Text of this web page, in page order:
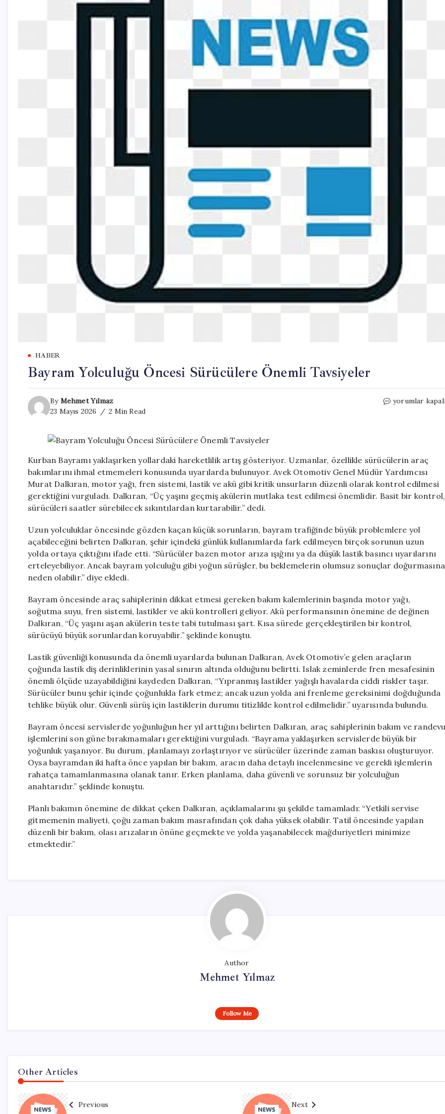
HABER
Bayram Yolculuğu Öncesi Sürücülere Önemli Tavsiyeler
By Mehmet Yılmaz
23 Mayıs 2026
2 Min Read
Bayram
için
yorumlar
Kurban Bayramı yaklaşırken yollardaki hareketlilik artış gösteriyor. Uzmanlar, özellikle sürücülerin araç
bakımlarını ihmal etmemeleri konusunda uyarılarda bulunuyor. Avek Otomotiv Genel Müdür Yardımcısı
Murat Dalkıran, motor yağı, fren sistemi, lastik ve akü gibi kritik unsurların düzenli olarak kontrol edilmesi
gerektiğini vurguladı. Dalkıran, “Üç yaşını geçmiş akülerin mutlaka test edilmesi önemlidir. Basit bir kontrol,
sürücüleri saatler sürebilecek sıkıntılardan kurtarabilir.” dedi.
Uzun yolculuklar öncesinde gözden kaçan küçük sorunların, bayram trafiğinde büyük problemlere yol
açabileceğini belirten Dalkıran, şehir içindeki günlük kullanımlarda fark edilmeyen birçok sorunun uzun
yolda ortaya çıktığını ifade etti. “Sürücüler bazen motor arıza ışığını ya da düşük lastik basıncı uyarılarını
erteleyebiliyor. Ancak bayram yolculuğu gibi yoğun sürüşler, bu beklemelerin olumsuz sonuçlar doğurmasına
neden olabilir.” diye ekledi.
Bayram öncesinde araç sahiplerinin dikkat etmesi gereken bakım kalemlerinin başında motor yağı,
soğutma suyu, fren sistemi, lastikler ve akü kontrolleri geliyor. Akü performansının önemine de değinen
Dalkıran, “Üç yaşını aşan akülerin teste tabi tutulması şart. Kısa sürede gerçekleştirilen bir kontrol,
sürücüyü büyük sorunlardan koruyabilir.” şeklinde konuştu.
Lastik güvenliği konusunda da önemli uyarılarda bulunan Dalkıran, Avek Otomotiv’e gelen araçların
çoğunda lastik diş derinliklerinin yasal sınırın altında olduğunu belirtti. Islak zeminlerde fren mesafesinin
önemli ölçüde uzayabildiğini kaydeden Dalkıran, “Yıpranmış lastikler yağışlı havalarda ciddi riskler taşır.
Sürücüler bunu şehir içinde çoğunlukla fark etmez; ancak uzun yolda ani frenleme gereksinimi doğduğunda
tehlike büyük olur. Güvenli sürüş için lastiklerin durumu titizlikle kontrol edilmelidir.” uyarısında bulundu.
Bayram öncesi servislerde yoğunluğun her yıl arttığını belirten Dalkıran, araç sahiplerinin bakım ve
işlemlerini son güne bırakmamaları gerektiğini vurguladı. “Bayrama yaklaşırken servislerde büyük bir
yoğunluk yaşanıyor. Bu durum, planlamayı zorlaştırıyor ve sürücüler üzerinde zaman baskısı oluşturuyor.
Oysa bayramdan iki hafta önce yapılan bir bakım, aracın daha detaylı incelenmesine ve gerekli işlemlerin
rahatça tamamlanmasına olanak tanır. Erken planlama, daha güvenli ve sorunsuz bir yolculuğun
anahtarıdır.” şeklinde konuştu.
Planlı bakımın önemine de dikkat çeken Dalkıran, açıklamalarını şu şekilde tamamladı: “Yetkili servise
gitmemenin maliyeti, çoğu zaman bakım masrafından çok daha yüksek olabilir. Tatil öncesinde yapılan
düzenli bir bakım, olası arızaların önüne geçmekte ve yolda yaşanabilecek mağduriyetleri minimize
etmektedir.”
Author
Mehmet Yılmaz
Follow Me
Other Articles
Previous Next